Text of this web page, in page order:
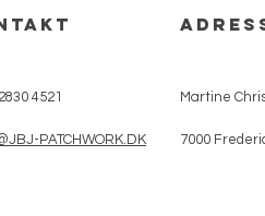
4521
PATCHWORK.DK
Martine
7000